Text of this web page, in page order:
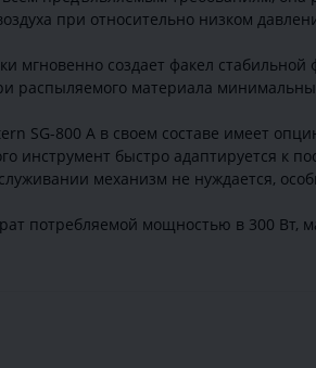
при относительно низком
мгновенно создает факел
распыляемого материала
SG-800 A в своем составе имеет
инструмент быстро адаптируется к
механизм не нуждается,
потребляемой мощностью в 300 Вт,